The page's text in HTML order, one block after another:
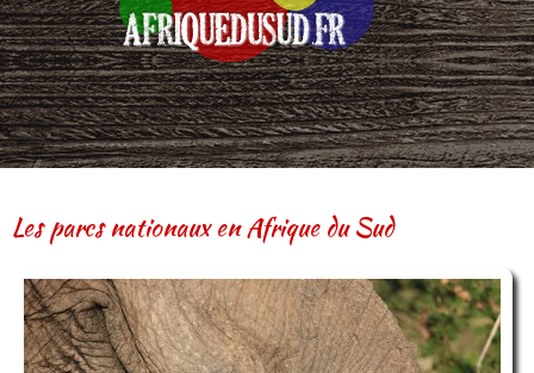
Les parcs nationaux en Afrique du Sud